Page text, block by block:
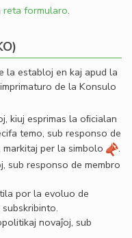
reta formularo.
la establoj en kaj apud la
de la Konsulo
kiuj esprimas la oﬁcialan
temo, sub responso de
per la simbolo
.
sub responso de membro
por la evoluo de
novaĵoj, sub